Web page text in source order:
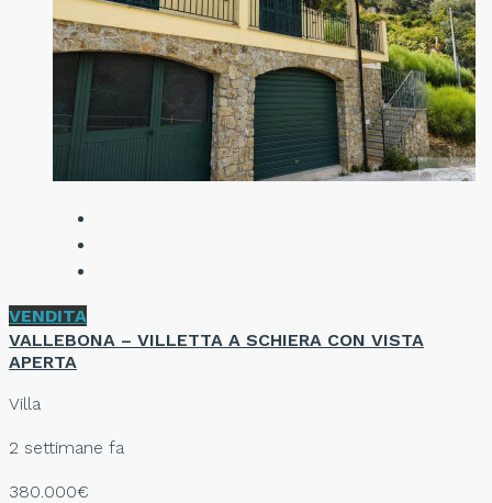
VENDITA
VALLEBONA – VILLETTA A SCHIERA CON VISTA
APERTA
Villa
2 settimane fa
380.000€